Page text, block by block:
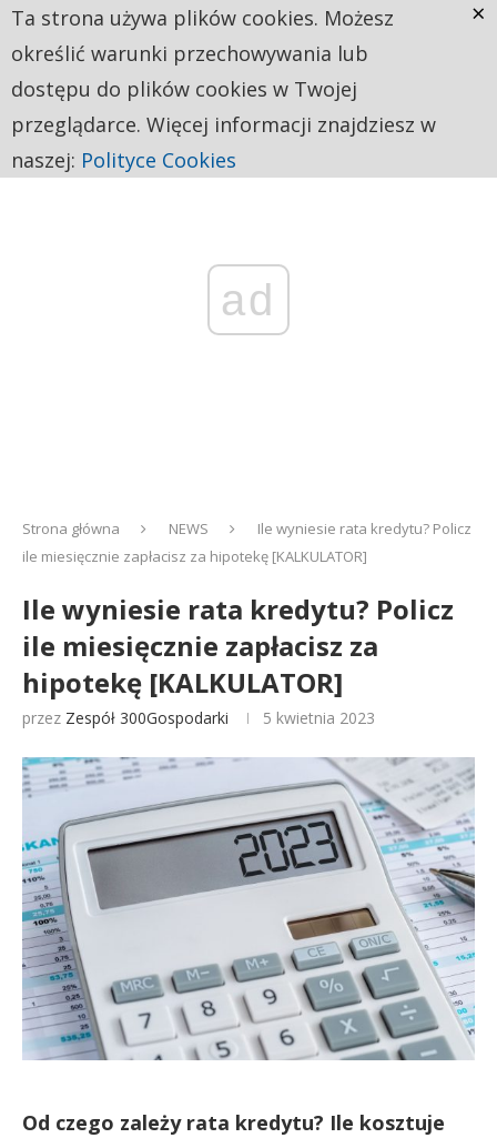
ad
Strona główna NEWS
Ile wyniesie rata kredytu? Policz
ile miesięcznie zapłacisz za hipotekę [KALKULATOR]
Ile wyniesie rata kredytu? Policz
ile miesięcznie zapłacisz za
hipotekę [KALKULATOR]
przez Zespół 300Gospodarki 5 kwietnia 2023
Od czego zależy rata kredytu? Ile kosztuje
Ta strona używa plików cookies. Możesz
określić warunki przechowywania lub
dostępu do plików cookies w Twojej
przeglądarce. Więcej informacji znajdziesz w
naszej: Polityce Cookies
×